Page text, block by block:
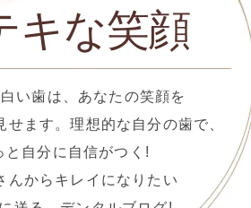
キな笑顔
い歯は、あなたの笑顔を
せます。理想的な自分の歯で、
と自分に自信がつく!
んからキレイになりたい